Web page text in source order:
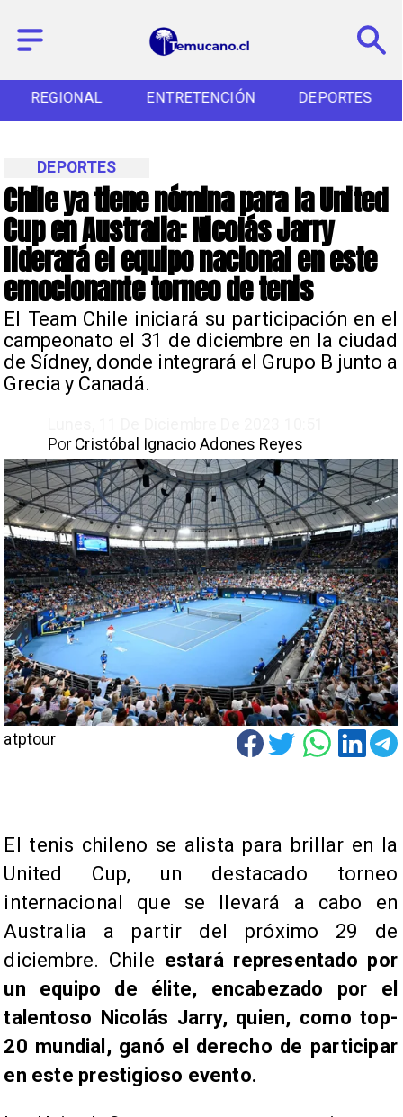
REGIONAL ENTRETENCIÓN DEPORTES
Chile ya tiene nómina para la United
Cup en Australia: Nicolás Jarry
liderará el equipo nacional en este
emocionante torneo de tenis
El Team Chile iniciará su participación en el
campeonato el 31 de diciembre en la ciudad
de Sídney, donde integrará el Grupo B junto a
Grecia y Canadá.
DEPORTES
Cristóbal Ignacio Adones Reyes
Por
atptour
El tenis chileno se alista para brillar en la
United Cup, un destacado torneo
internacional que se llevará a cabo en
Australia a partir del próximo 29 de
diciembre. Chile estará representado por
un equipo de élite, encabezado por el
talentoso Nicolás Jarry, quien, como top-
20 mundial, ganó el derecho de participar
en este prestigioso evento.